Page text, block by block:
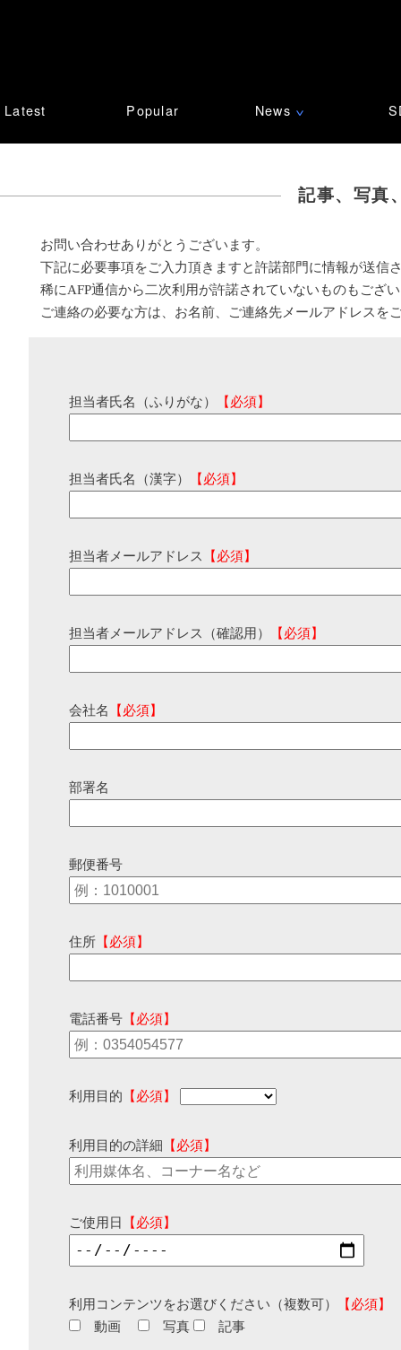
Latest Popular News ∨
記事、写真
お問い合わせありがとうございます。
下記に必要事項をご入力頂きますと許諾部門に情報が送信
稀にAFP通信から二次利用が許諾されていないものもござ
ご連絡の必要な方は、お名前、ご連絡先メールアドレスを
担当者氏名（ふりがな） 【必須】
担当者氏名（漢字） 【必須】
担当者メールアドレス 【必須】
担当者メールアドレス（確認用） 【必須】
会社名 【必須】
部署名
郵便番号
住所 【必須】
電話番号 【必須】
利用目的 【必須】
利用目的の詳細 【必須】
ご使用日 【必須】
利用コンテンツをお選びください（複数可）
【必須】
動画
写真 記事